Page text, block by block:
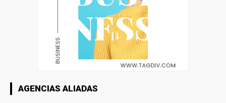
AGENCIAS ALIADAS